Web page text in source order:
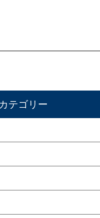
カテゴリー